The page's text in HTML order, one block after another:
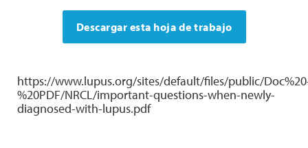
Descargar esta hoja de trabajo
https://www.lupus.org/sites/default/files/public/
%20PDF/NRCL/important-questions-when-newly-
diagnosed-with-lupus.pdf